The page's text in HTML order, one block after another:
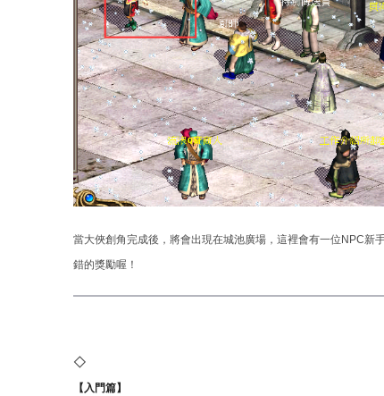
當大俠創角完成後，將會出現在城池廣場，這裡會有一位NPC
錯的獎勵喔！
◇
【入門篇】